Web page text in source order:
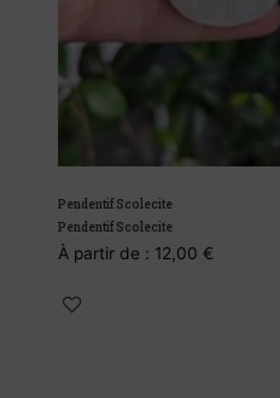
Pendentif Scolecite
Pendentif Scolecite
À partir de :12,00€